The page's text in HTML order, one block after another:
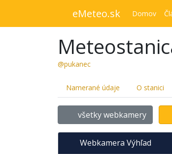
eMeteo.sk Domov
@pukanec
Namerané údaje O stanici
všetky webkamery
Webkamera Výhľad